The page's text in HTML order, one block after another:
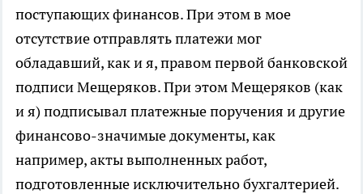
поступающих финансов. При этом в мое
отсутствие отправлять платежи мог
обладавший, как и я, правом первой банковской
подписи Мещеряков. При этом Мещеряков (как
и я) подписывал платежные поручения и другие
финансово-значимые документы, как
например, акты выполненных работ,
подготовленные исключительно бухгалтерией.